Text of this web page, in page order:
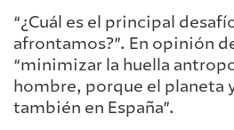
“¿Cuál es el principal
afrontamos?”. En opinión
“minimizar la huella
hombre, porque el planeta
también en España”.